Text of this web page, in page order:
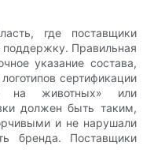
где поставщики
Правильная
указание состава,
сертификации
на животных» или
должен быть таким,
и не нарушали
бренда. Поставщики